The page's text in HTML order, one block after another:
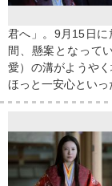
君へ」。9月15日
間、懸案となって
愛）の溝がようや
ほっと一安心といっ